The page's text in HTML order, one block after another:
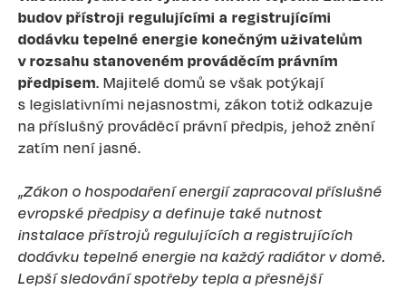
budov přístroji regulujícími a registrujícími
dodávku tepelné energie konečným uživatelům
v rozsahu stanoveném prováděcím právním
předpisem. Majitelé domů se však potýkají
s legislativními nejasnostmi, zákon totiž odkazuje
na příslušný prováděcí právní předpis, jehož znění
zatím není jasné.
„Zákon o hospodaření energií zapracoval příslušné
evropské předpisy a definuje také nutnost
instalace přístrojů regulujících a registrujících
dodávku tepelné energie na každý radiátor v domě.
Lepší sledování spotřeby tepla a přesnější